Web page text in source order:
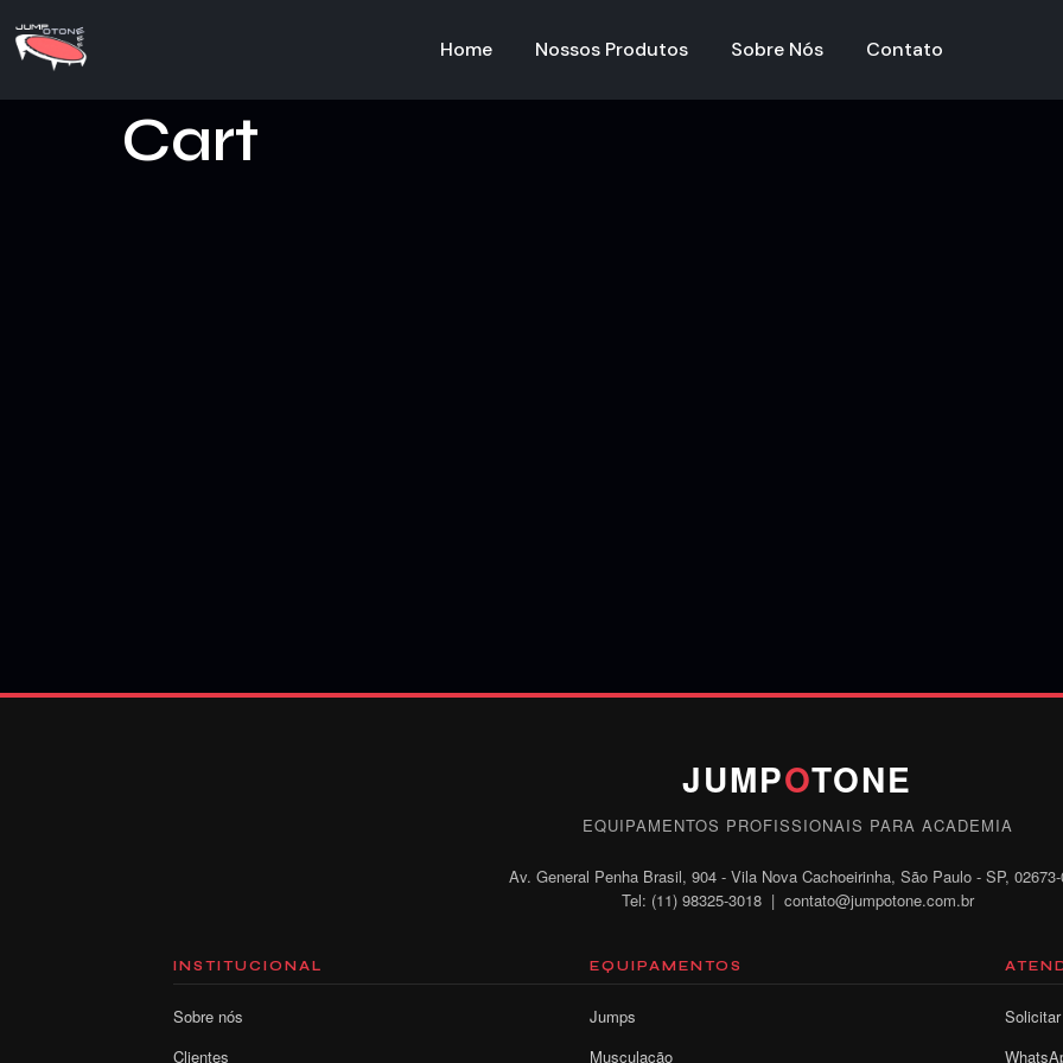
Home Nossos Produtos Sobre Nós Contato
Cart
JUMPOTONE
EQUIPAMENTOS PROFISSIONAIS PARA ACADEMIA
Av. General Penha Brasil, 904 - Vila Nova Cachoeirinha, São Paulo - SP,
Tel: (11) 98325-3018 | contato@jumpotone.com.br
INSTITUCIONAL
Sobre nós
Clientes
EQUIPAMENTOS
Jumps
Musculação